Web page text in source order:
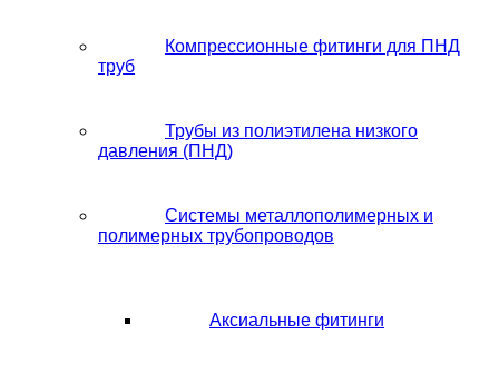
Компрессионные фитинги для ПНД
труб
Трубы из полиэтилена низкого
давления (ПНД)
Системы металлополимерных и
полимерных трубопроводов
Аксиальные фитинги